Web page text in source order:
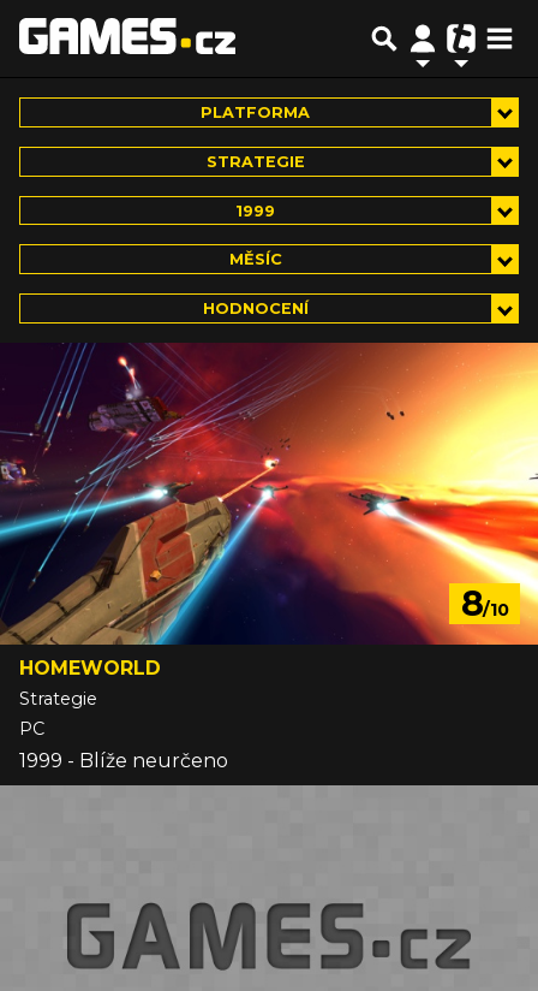
PLATFORMA
STRATEGIE
1999
MĚSÍC
HODNOCENÍ
8/10
HOMEWORLD
Strategie
PC
1999 - Blíže neurčeno